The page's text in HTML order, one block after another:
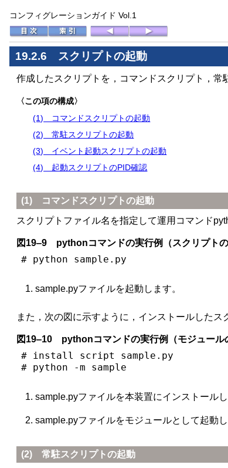
コンフィグレーションガイド Vol.1
19.2.6 スクリプトの起動
作成したスクリプトを，コマンドスクリプト，常
〈この項の構成〉
(1) コマンドスクリプトの起動
(2) 常駐スクリプトの起動
(3) イベント起動スクリプトの起動
(4) 起動スクリプトのPID確認
(1) コマンドスクリプトの起動
スクリプトファイル名を指定して運用コマンド
図19‒9 pythonコマンドの実行例（スクリプトの
# python sample.py
sample.pyファイルを起動します。
また，次の図に示すように，インストールしたス
図19‒10 pythonコマンドの実行例（モジュール
# install script sample.py
# python -m sample
sample.pyファイルを本装置にインストールし
sample.pyファイルをモジュールとして起動
(2) 常駐スクリプトの起動